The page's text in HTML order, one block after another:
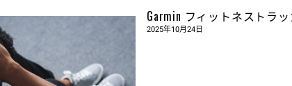
Garmin フィットネストラ
2025年10月24日